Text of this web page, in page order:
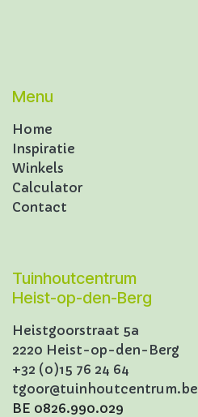
Menu
Home
Inspiratie
Winkels
Calculator
Contact
Tuinhoutcentrum
Heist-op-den-Berg
Heistgoorstraat 5a
2220 Heist-op-den-Berg
+32 (0)15 76 24 64
tgoor@tuinhoutcentrum.be
BE 0826.990.029